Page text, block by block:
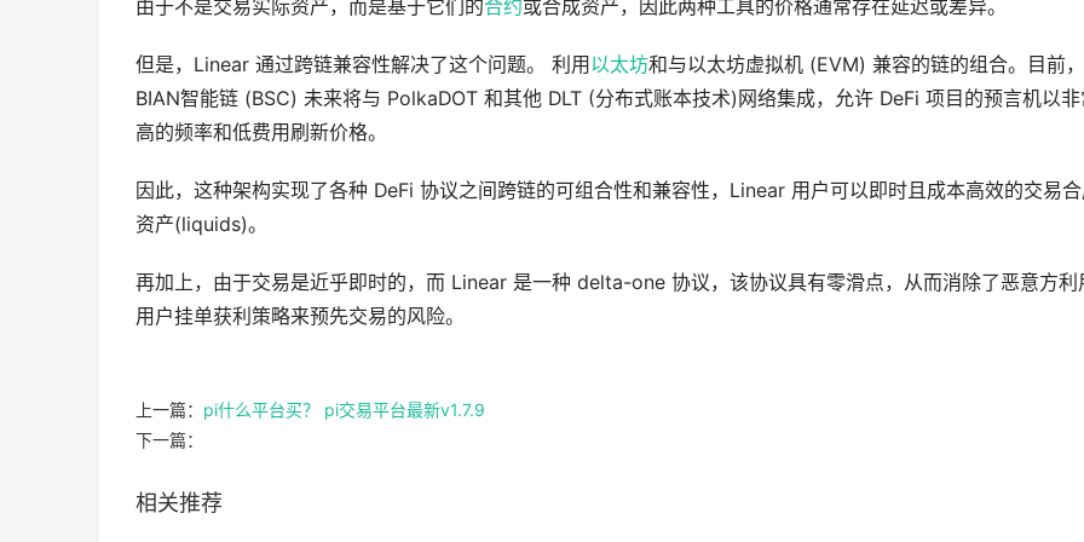
由于不是交易实际资产，而是基于它们的合约或合成资产，因此两种工具的价格通常存在延迟或差异。
但是，Linear 通过跨链兼容性解决了这个问题。 利用 以太坊和与以太坊虚拟机 (EVM) 兼容的链的组合。目前，
BIAN智能链 (BSC) 未来将与 PolkaDOT 和其他 DLT (分布式账本技术)网络集成，允许 DeFi 项目的预言机以非
高的频率和低费用刷新价格。
因此，这种架构实现了各种 DeFi 协议之间跨链的可组合性和兼容性，Linear 用户可以即时且成本高效的交易
资产(liquids)。
再加上，由于交易是近乎即时的，而 Linear 是一种 delta-one 协议，该协议具有零滑点，从而消除了恶意方利
用户挂单获利策略来预先交易的风险。
上一篇： pi什么平台买？ pi交易平台最新v1.7.9
下一篇：
相关推荐